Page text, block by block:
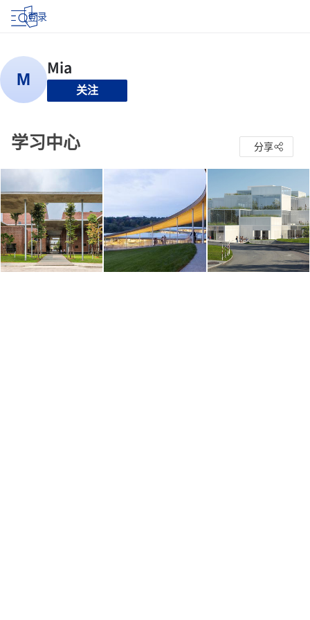
登录
关注
学习中心 分享